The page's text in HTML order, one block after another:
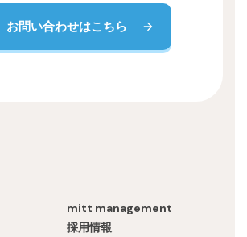
お問い合わせはこちら
mitt management
採用情報